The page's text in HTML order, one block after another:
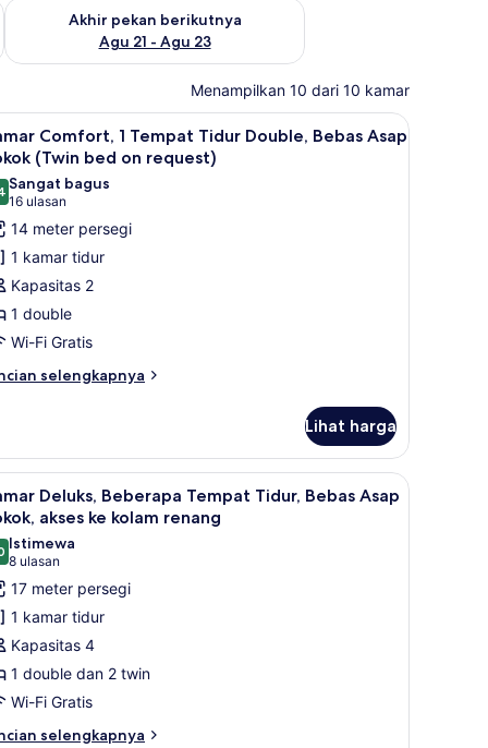
ini Agu 14 - Agu 16
Akhir pekan berikutnya
Agu 21 - Agu 23
Periksa ketersediaan untuk akhir pekan berikutnya Agu
Menampilkan 10 dari 10 kamar
minibar, brankas, dan meja kerja
Bebas Asap Rokok | Seprai premium, minibar, brankas, dan meja
Kamar Comfort, 1 Tempat Tidur
8
Comfort, 1 Tempat Tidur Double, Bebas Asap
(Twin bed on request)
dari 10
Sangat bagus
16 ulasan
(16
ulasan)
14 meter persegi
1 kamar tidur
Kapasitas 2
1 double
Wi-Fi Gratis
selengkapnya
Lihat harga
meja kerja Seprai premium, minibar, brankas, dan
6
Deluks, Beberapa Tempat Tidur, Bebas Asap
akses ke kolam renang
dari 10
Istimewa
8 ulasan
(8
ulasan)
17 meter persegi
1 kamar tidur
Kapasitas 4
1 double dan 2 twin
Wi-Fi Gratis
selengkapnya